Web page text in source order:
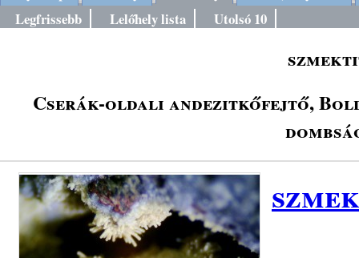
Legfrissebb
Lelőhely lista Utolsó 10
Cserák-oldali andezitkőfejtő,